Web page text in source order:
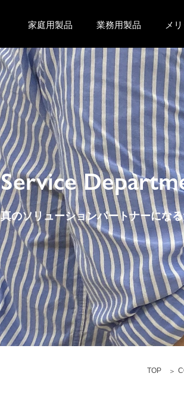
家庭用製品 業務用製品 メ
Service
真のソリューションパートナーにな
TOP